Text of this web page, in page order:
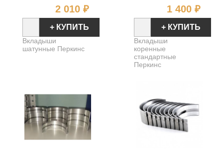
2 010 ₽Цена
+ КУПИТЬ
Вкладыши
шатунные Перкинс
1 400 ₽
+ КУПИТЬ
Вкладыши
коренные
стандартные
Перкинс